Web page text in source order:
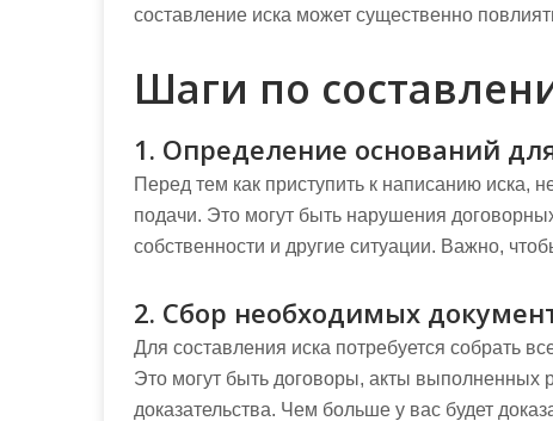
составление иска может существенно
Шаги по
1. Определение оснований
Перед тем как приступить к написанию иска,
подачи. Это могут быть нарушения
собственности и другие ситуации. Важно,
2. Сбор необходимых
Для составления иска потребуется собрать
Это могут быть договоры, акты выполненных
доказательства. Чем больше у вас будет